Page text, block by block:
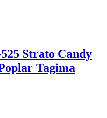
Strato Candy
Tagima